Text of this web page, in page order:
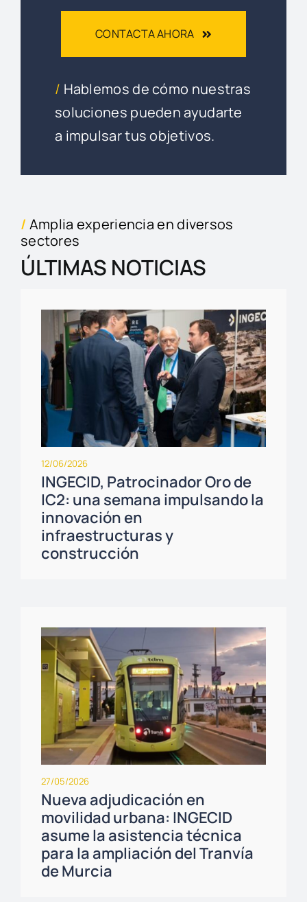
CONTACTA AHORA
/ Hablemos de cómo nuestras
soluciones pueden ayudarte
a impulsar tus objetivos.
/ Amplia experiencia en diversos
sectores
ÚLTIMAS NOTICIAS
12/06/2026
INGECID, Patrocinador Oro de
IC2: una semana impulsando la
innovación en
infraestructuras y
construcción
27/05/2026
Nueva adjudicación en
movilidad urbana: INGECID
asume la asistencia técnica
para la ampliación del Tranvía
de Murcia